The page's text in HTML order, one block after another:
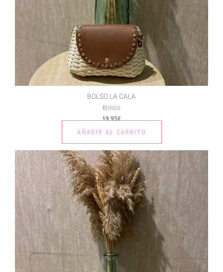
BOLSO LA CALA
Bolsos
19.95€
AÑADIR AL CARRITO